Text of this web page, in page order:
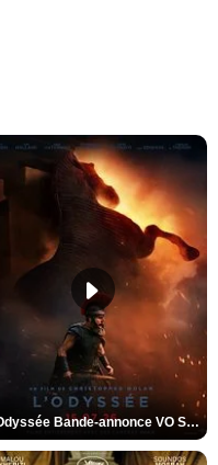
L'Odyssée Bande-annonce VO STFR